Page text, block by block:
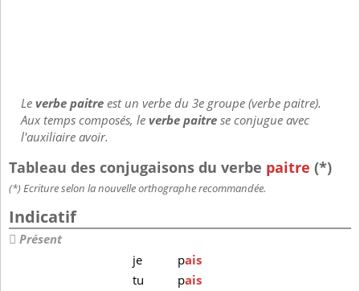
Leverbe paitreest un verbe du 3e groupe (verbe paitre).
Aux temps composés, leverbe paitrese conjugue avec
l'auxiliaire avoir.
Tableau des conjugaisons du verbe paitre (*)
(*) Ecriture selon la nouvelle orthographe recommandée.
Indicatif
Présent
je
pais
tu
pais